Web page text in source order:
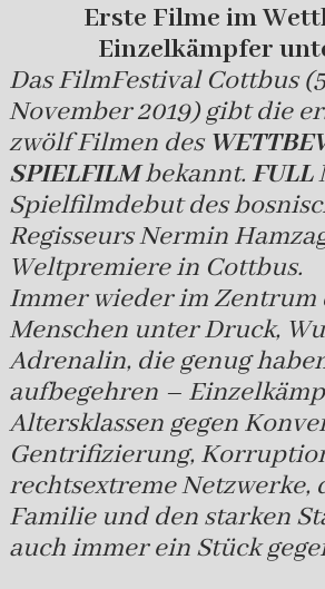
Erste Filme im
Einzelkämpfer
Das FilmFestival Cottbus
November 2019) gibt die
zwölf Filmen des
SPIELFILMbekannt.FULL
Spielfilmdebut des
Regisseurs Nermin
Weltpremiere in Cottbus.
Immer wieder im Zentrum
Menschen unter Druck,
Adrenalin, die genug
aufbegehren –
Altersklassen gegen
Gentrifizierung,
rechtsextreme Netzwerke,
Familie und den starken
auch immer ein Stück